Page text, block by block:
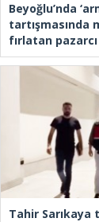
Beyoğlu’nda
tartışmasında
fırlatan
Tahir Sarıkaya